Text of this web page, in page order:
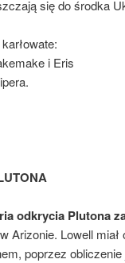
się do środka
i Eris
odkrycia Plutona
Arizonie. Lowell
poprzez